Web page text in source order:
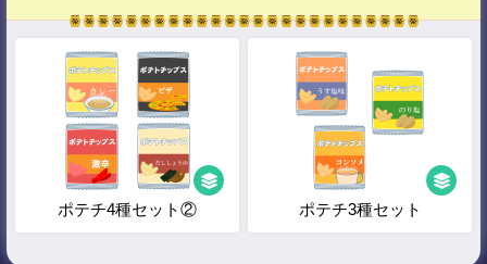
ポテチ4種セット② ポテチ3種セット